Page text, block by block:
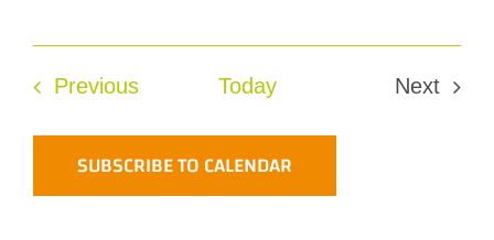
PreviousEvents Today
Next
SUBSCRIBE TO CALENDAR